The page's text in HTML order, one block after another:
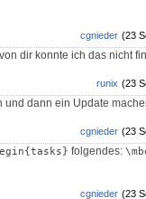
(23
cgnieder
dir konnte ich das nicht
(23
runix
und dann ein Update
(23
cgnieder
folgendes:
(23
cgnieder